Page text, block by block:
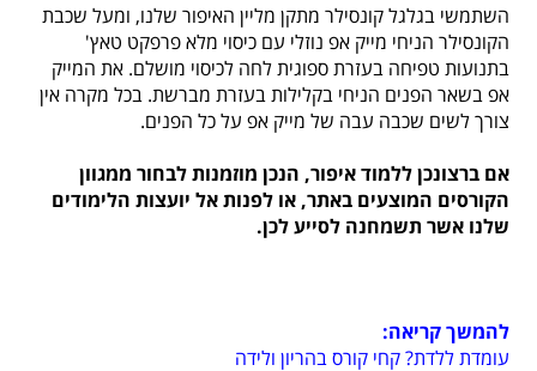
השתמשי בגלגל קונסילר מתקן מליין האיפור שלנו, ומעל שכבת
הקונסילר הניחי מייק אפ נוזלי עם כיסוי מלא פרפקט טאץ'
בתנועות טפיחה בעזרת ספוגית לחה לכיסוי מושלם. את המייק
אפ בשאר הפנים הניחי בקלילות בעזרת מברשת. בכל מקרה אין
צורך לשים שכבה עבה של מייק אפ על כל הפנים.
אם ברצונכן ללמוד איפור, הנכן מוזמנות לבחור ממגוון
הקורסים המוצעים באתר, או לפנות אל יועצות הלימודים
שלנו אשר תשמחנה לסייע לכן.
להמשך קריאה:
עומדת ללדת? קחי קורס בהריון ולידה